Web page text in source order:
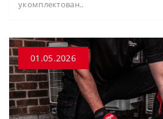
укомплектован..
01.05.2026